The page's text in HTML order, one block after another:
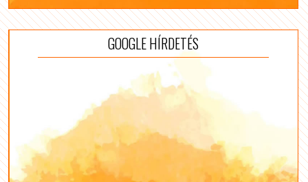
GOOGLE HÍRDETÉS